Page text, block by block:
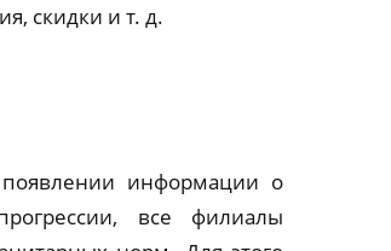
скидки и т. д.
информации о
все филиалы